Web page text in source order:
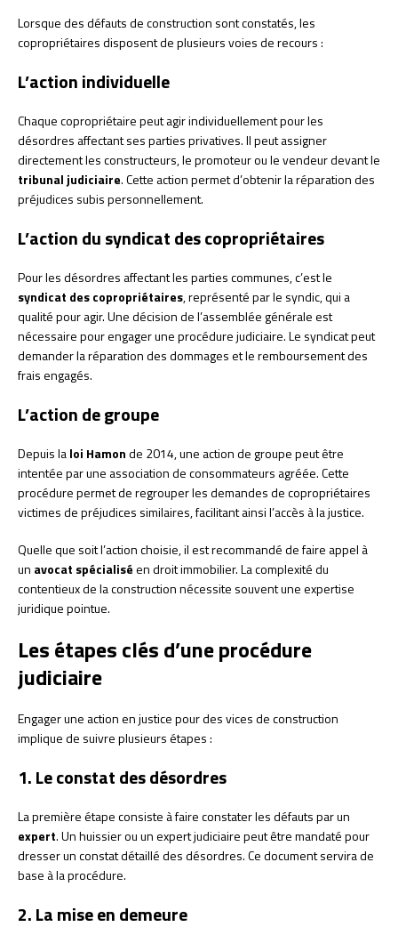
Lorsque des défauts de construction sont constatés, les
copropriétaires disposent de plusieurs voies de recours :
L’action individuelle
Chaque copropriétaire peut agir individuellement pour les
désordres affectant ses parties privatives. Il peut assigner
directement les constructeurs, le promoteur ou le vendeur devant le
tribunal judiciaire. Cette action permet d’obtenir la réparation des
préjudices subis personnellement.
L’action du syndicat des copropriétaires
Pour les désordres affectant les parties communes, c’est le
syndicat des copropriétaires, représenté par le syndic, qui a
qualité pour agir. Une décision de l’assemblée générale est
nécessaire pour engager une procédure judiciaire. Le syndicat peut
demander la réparation des dommages et le remboursement des
frais engagés.
L’action de groupe
Depuis laloi Hamonde 2014, une action de groupe peut être
intentée par une association de consommateurs agréée. Cette
procédure permet de regrouper les demandes de copropriétaires
victimes de préjudices similaires, facilitant ainsi l’accès à la justice.
Quelle que soit l’action choisie, il est recommandé de faire appel à
un avocat spécialiséen droit immobilier. La complexité du
contentieux de la construction nécessite souvent une expertise
juridique pointue.
Les étapes clés d’une procédure
judiciaire
Engager une action en justice pour des vices de construction
implique de suivre plusieurs étapes :
1. Le constat des désordres
La première étape consiste à faire constater les défauts par un
expert. Un huissier ou un expert judiciaire peut être mandaté pour
dresser un constat détaillé des désordres. Ce document servira de
base à la procédure.
2. La mise en demeure